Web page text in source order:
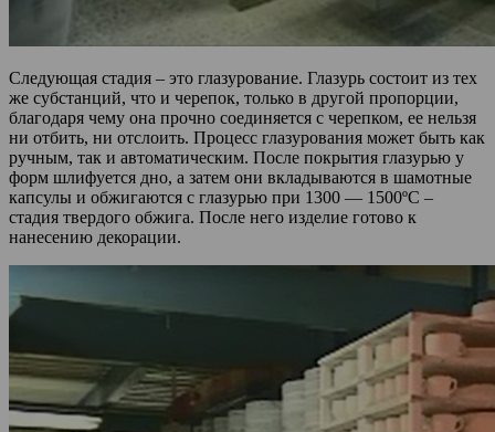
Следующая стадия – это глазурование. Глазурь состоит из тех
же субстанций, что и черепок, только в другой пропорции,
благодаря чему она прочно соединяется с черепком, ее нельзя
ни отбить, ни отслоить. Процесс глазурования может быть как
ручным, так и автоматическим. После покрытия глазурью у
форм шлифуется дно, а затем они вкладываются в шамотные
капсулы и обжигаются с глазурью при 1300 — 1500ºС –
стадия твердого обжига. После него изделие готово к
нанесению декорации.